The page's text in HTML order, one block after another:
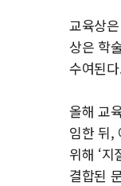
교육상
상은 학
수여된
올해 교
임한 뒤,
위해 ‘지
결합된